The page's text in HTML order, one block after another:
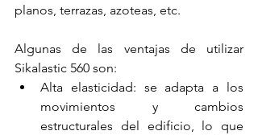
planos, terrazas, azoteas, etc.
Algunas de las ventajas de utilizar
Sikalastic 560 son:
Alta elasticidad: se adapta a los
movimientos y cambios
estructurales del edificio, lo que